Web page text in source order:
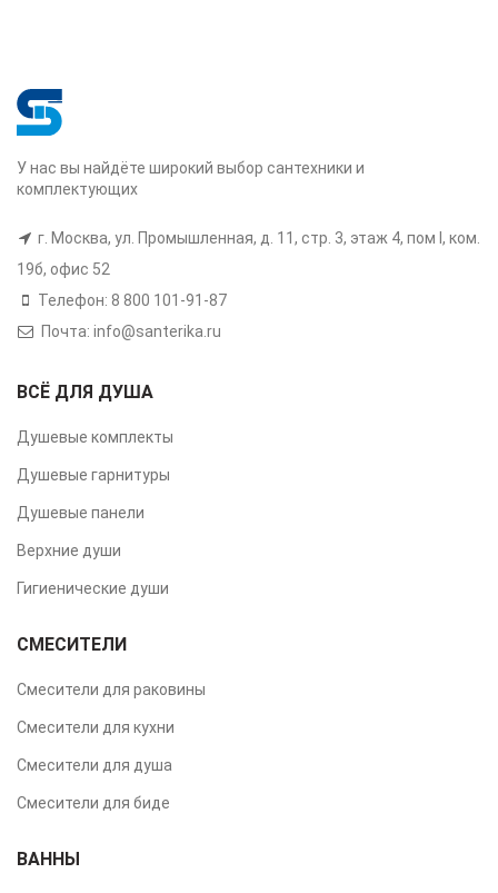
У нас вы найдёте широкий выбор сантехники и
комплектующих
г. Москва, ул. Промышленная, д. 11, стр. 3, этаж 4, пом I, ком.
19б, офис 52
Телефон: 8 800 101-91-87
Почта: info@santerika.ru
ВСЁ ДЛЯ ДУША
Душевые комплекты
Душевые гарнитуры
Душевые панели
Верхние души
Гигиенические души
СМЕСИТЕЛИ
Смесители для раковины
Смесители для кухни
Смесители для душа
Смесители для биде
ВАННЫ